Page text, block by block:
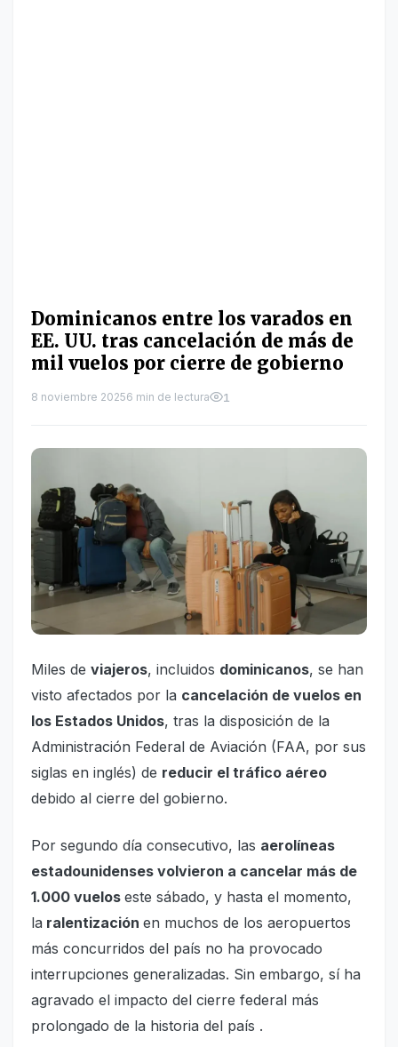
Dominicanos entre los varados en
EE. UU. tras cancelación de más de
mil vuelos por cierre de gobierno
8 noviembre 20256 min de lectura 1
Miles de viajeros, incluidos dominicanos, se han
visto afectados por la cancelación de vuelos en
los Estados Unidos, tras la disposición de la
Administración Federal de Aviación (FAA, por sus
siglas en inglés) de reducir el tráfico aéreo
debido al cierre del gobierno.
Por segundo día consecutivo, las aerolíneas
estadounidenses volvieron a cancelar más de
1.000 vuelos este sábado, y hasta el momento,
la ralentización en muchos de los aeropuertos
más concurridos del país no ha provocado
interrupciones generalizadas. Sin embargo, sí ha
agravado el impacto del cierre federal más
prolongado de la historia del país .